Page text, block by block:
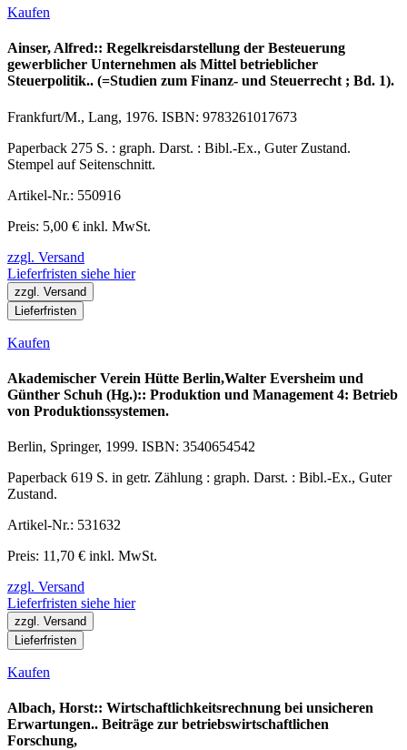
Kaufen
Ainser, Alfred:: Regelkreisdarstellung der Besteuerung
gewerblicher Unternehmen als Mittel betrieblicher
Steuerpolitik.. (=Studien zum Finanz- und Steuerrecht ; Bd. 1).
Frankfurt/M., Lang, 1976. ISBN: 9783261017673
Paperback 275 S. : graph. Darst. : Bibl.-Ex., Guter Zustand.
Stempel auf Seitenschnitt.
Artikel-Nr.: 550916
Preis: 5,00 € inkl. MwSt.
zzgl. Versand
Lieferfristen siehe hier
zzgl. Versand
Lieferfristen
Kaufen
Akademischer Verein Hütte Berlin,Walter Eversheim und
Günther Schuh (Hg.):: Produktion und Management 4: Betrieb
von Produktionssystemen.
Berlin, Springer, 1999. ISBN: 3540654542
Paperback 619 S. in getr. Zählung : graph. Darst. : Bibl.-Ex., Guter
Zustand.
Artikel-Nr.: 531632
Preis: 11,70 € inkl. MwSt.
zzgl. Versand
Lieferfristen siehe hier
zzgl. Versand
Lieferfristen
Kaufen
Albach, Horst:: Wirtschaftlichkeitsrechnung bei unsicheren
Erwartungen.. Beiträge zur betriebswirtschaftlichen
Forschung,